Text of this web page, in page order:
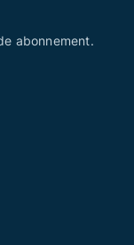
abonnement.